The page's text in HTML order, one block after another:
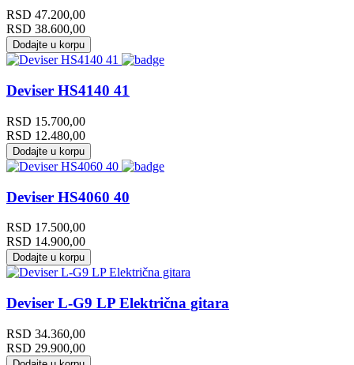
RSD 47.200,00
RSD 38.600,00
Dodajte u korpu
Deviser HS4140 41
RSD 15.700,00
RSD 12.480,00
Dodajte u korpu
Deviser HS4060 40
RSD 17.500,00
RSD 14.900,00
Dodajte u korpu
Deviser L-G9 LP Električna gitara
RSD 34.360,00
RSD 29.900,00